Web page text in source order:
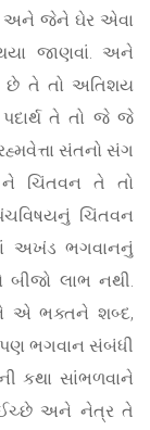
અને જેને ઘેર એવા
જાણવાં. અને
છે તે તો અતિશય
તે તો જે જે
સંતનો સંગ
ને ચિંતવન તે તો
ચિંતવન
અખંડ ભગવાનનું
લાભ નથી.
એ ભક્તને શબ્દ,
ભગવાન સંબંધી
કથા સાંભળવાને
ઈચ્છે અને નેત્ર તે